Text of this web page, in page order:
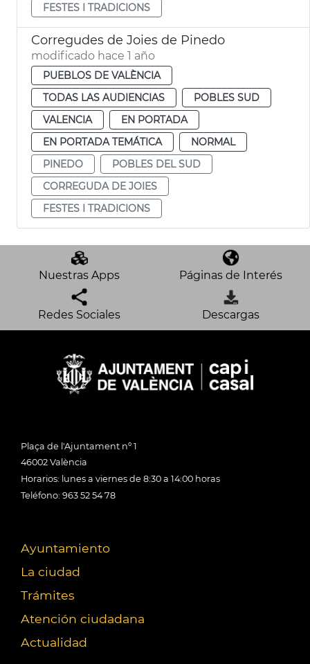
FESTES I TRADICIONS
Corregudes de Joies de Pinedo
modificado hace 1 año
PUEBLOS DE VALÈNCIA
TODAS LAS AUDIENCIAS
POBLES SUD
VALENCIA
EN PORTADA
EN PORTADA TEMÁTICA
NORMAL
PINEDO
POBLES DEL SUD
CORREGUDA DE JOIES
FESTES I TRADICIONS
Nuestras Apps Páginas de Interés
Redes Sociales Descargas
Plaça de l'Ajuntament nº 1
46002 València
Horarios: lunes a viernes de 8:30 a 14:00 horas
Teléfono: 963 52 54 78
Ayuntamiento
La ciudad
Trámites
Atención ciudadana
Actualidad